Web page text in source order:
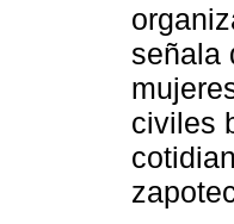
señala
civiles